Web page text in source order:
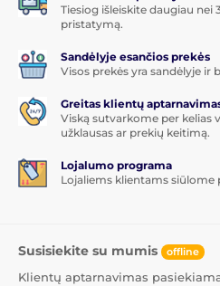
iPad Pro 12.9, 2018 / 2020
iPad Pro 12.9, 2021 / 2022
Tiesiog išleiskite daugiau
pristatymą.
Sandėlyje esančios prekės
Visos prekės yra sandėlyje ir
Greitas klientų
Viską sutvarkome per kelias
užklausas ar prekių keitimą.
Lojalumo programa
Lojaliems klientams siūlome
Susisiekite su mumis offline
Klientų aptarnavimas